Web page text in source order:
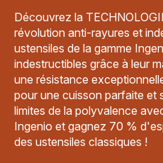
Découvrez la
révolution anti-rayures et
ustensiles de la gamme
indestructibles grâce à leur
une résistance
pour une cuisson parfaite et
limites de la polyvalence
Ingenio et gagnez 70 %
des ustensiles classiques !